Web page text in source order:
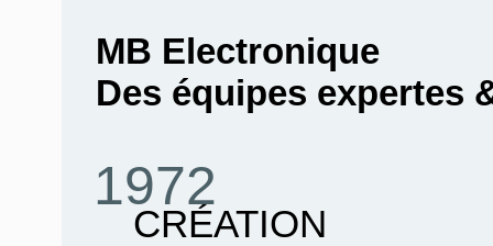
1972
MB Electronique
Des équipes expertes
CRÉATION